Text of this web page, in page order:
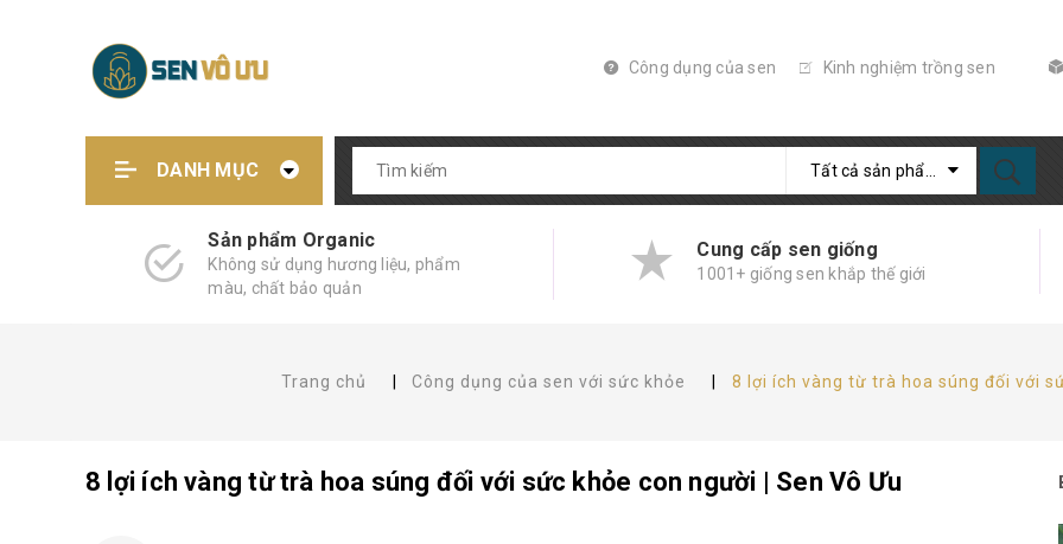
Công dụng của sen Kinh nghiệm trồng sen
DANH MỤC
Sản phẩm Organic
Không sử dụng hương liệu, phẩm
màu, chất bảo quản
Cung cấp sen giống
1001+ giống sen khắp thế giới
Trang chủ Công dụng của sen với sức khỏe 8 lợi ích vàng từ trà hoa súng đối với
8 lợi ích vàng từ trà hoa súng đối với sức khỏe con người | Sen Vô Ưu